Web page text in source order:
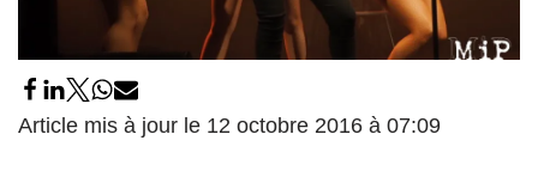
Article mis à jour le 12 octobre 2016 à 07:09